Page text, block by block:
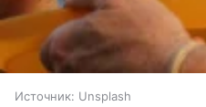
Источник: Unsplash